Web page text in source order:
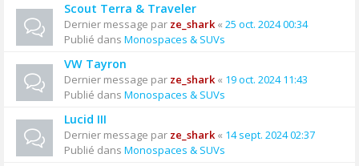
Scout Terra & Traveler
Dernier message par ze_shark« 25 oct. 2024 00:34
Publié dans Monospaces & SUVs
VW Tayron
Dernier message par ze_shark« 19 oct. 2024 11:43
Publié dans Monospaces & SUVs
Lucid III
Dernier message par ze_shark« 14 sept. 2024 02:37
Publié dans Monospaces & SUVs